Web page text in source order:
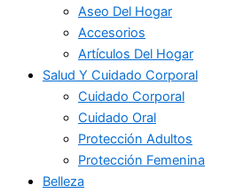
Aseo Del Hogar
Accesorios
Artículos Del Hogar
Salud Y Cuidado Corporal
Cuidado Corporal
Cuidado Oral
Protección Adultos
Protección Femenina
Belleza